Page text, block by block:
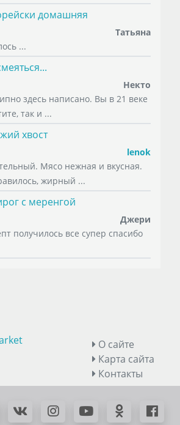
домашняя
Татьяна
...
Некто
здесь написано. Вы в 21 веке
так и ...
хвост
lenok
Мясо нежная и вкусная.
жирный ...
с меренгой
Джери
получилось все супер спасибо
О сайте
Карта сайта
Контакты